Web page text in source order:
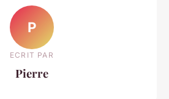
P
ECRIT PAR
Pierre